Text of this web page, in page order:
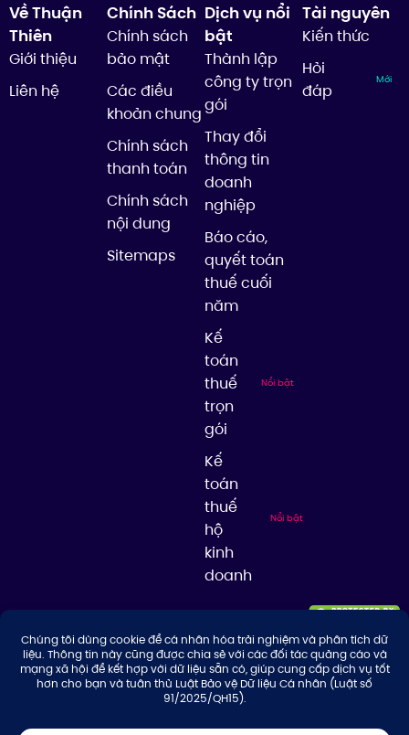
Về Thuận
Thiên
Giới thiệu
Liên hệ
Chính Sách
Chính sách
bảo mật
Các điều
khoản chung
Chính sách
thanh toán
Chính sách
nội dung
Sitemaps
Dịch vụ nổi
bật
Thành lập
công ty trọn
gói
Thay đổi
thông tin
doanh
nghiệp
Báo cáo,
quyết toán
thuế cuối
năm
Kế
toán
thuế
trọn
gói
Nổi bật
Kế
toán
thuế
hộ
kinh
doanh
Nổi bật
Tài nguyên
Kiến thức
Hỏi
đáp
Mới
© 2026 Công ty TNHH Tư Vấn & Giải Pháp Thuế Thuận Thiên, giữ bản